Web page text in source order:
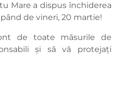
Mare a dispus închiderea
de vineri, 20 martie!
de toate măsurile de
și să vă protejați